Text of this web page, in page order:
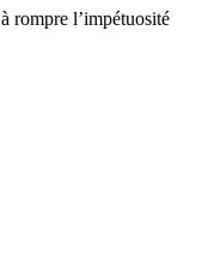
rompre l’impétuosité